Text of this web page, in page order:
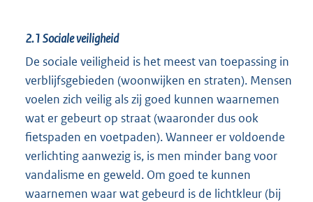
2.1Sociale veiligheid
De sociale veiligheid is het meest van toepassing in
verblijfsgebieden (woonwijken en straten). Mensen
voelen zich veilig als zij goed kunnen waarnemen
wat er gebeurt op straat (waaronder dus ook
fietspaden en voetpaden). Wanneer er voldoende
verlichting aanwezig is, is men minder bang voor
vandalisme en geweld. Om goed te kunnen
waarnemen waar wat gebeurd is de lichtkleur (bij